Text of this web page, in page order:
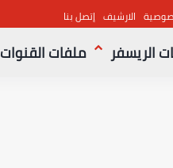
الارشيف إتصل بنا
الريسفر ملفات القنوات